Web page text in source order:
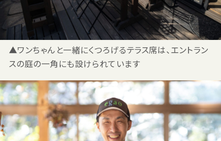
▲ワンちゃんと一緒にくつろげるテラス席は、エントラン
スの庭の一角にも設けられています